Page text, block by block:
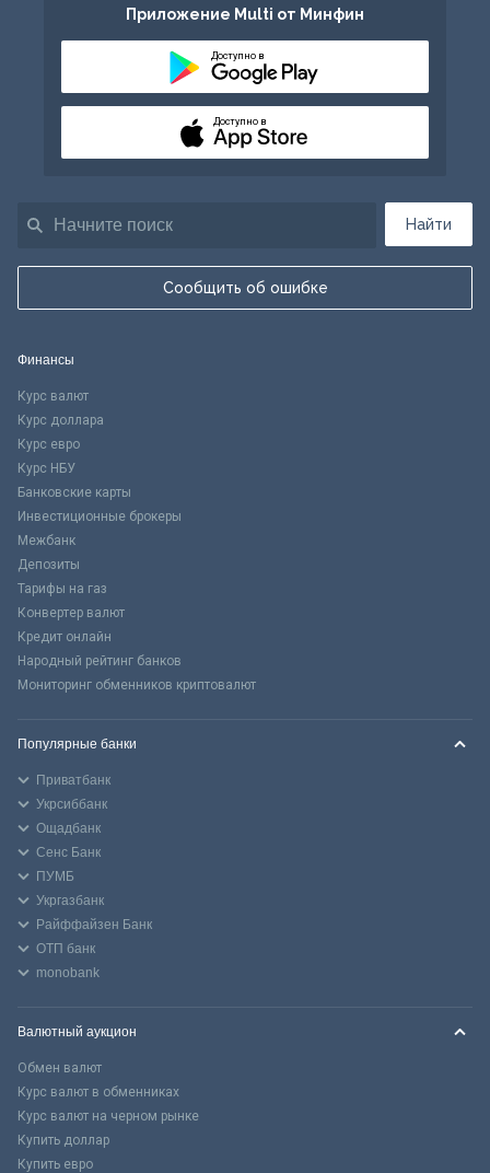
Найти
Сообщить об ошибке
Приложение Multi от Минфин
Доступно в
Доступно в
Финансы
Курс валют
Курс доллара
Курс евро
Курс НБУ
Банковские карты
Инвестиционные брокеры
Межбанк
Депозиты
Тарифы на газ
Конвертер валют
Кредит онлайн
Народный рейтинг банков
Мониторинг обменников криптовалют
Популярные банки
Приватбанк
Укрсиббанк
Ощадбанк
Сенс Банк
ПУМБ
Укргазбанк
Райффайзен Банк
ОТП банк
monobank
Валютный аукцион
Обмен валют
Курс валют в обменниках
Курс валют на черном рынке
Купить доллар
Купить евро